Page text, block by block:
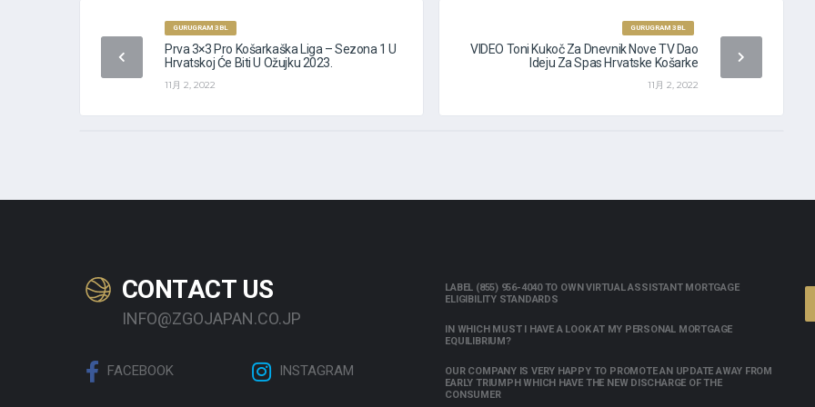
GURUGRAM 3BL
Prva 3×3 Pro Košarkaška Liga – Sezona 1 U
Hrvatskoj Će Biti U Ožujku 2023.
11月 2, 2022
GURUGRAM 3BL
VIDEO Toni Kukoč Za Dnevnik Nove TV Dao
Ideju Za Spas Hrvatske Košarke
11月 2, 2022
CONTACT US
INFO@ZGOJAPAN.CO.JP
FACEBOOK INSTAGRAM
LABEL (855) 956-4040 TO OWN VIRTUAL ASSISTANT MORTGAGE
ELIGIBILITY STANDARDS
IN WHICH MUST I HAVE A LOOK AT MY PERSONAL MORTGAGE
EQUILIBRIUM?
OUR COMPANY IS VERY HAPPY TO PROMOTE AN UPDATE AWAY FROM
EARLY TRIUMPH WHICH HAVE THE NEW DISCHARGE OF THE
CONSUMER